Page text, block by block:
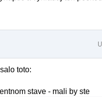
toto:
stave - mali by ste